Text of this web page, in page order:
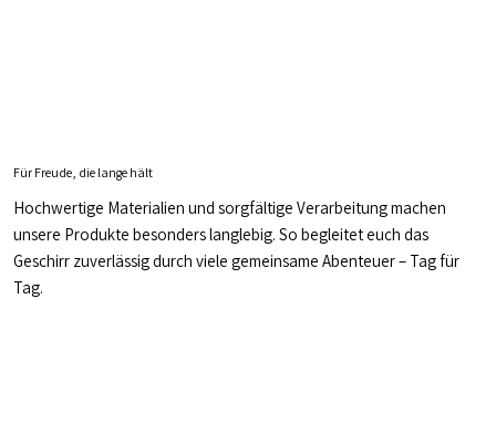
Für Freude, die lange hält
Hochwertige Materialien und sorgfältige Verarbeitung machen
unsere Produkte besonders langlebig. So begleitet euch das
Geschirr zuverlässig durch viele gemeinsame Abenteuer – Tag für
Tag.